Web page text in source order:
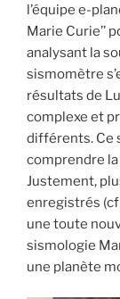
l’équipe e-
Marie Curie’’
analysant la
sismomètre
résultats de
complexe et
différents. Ce
comprendre
Justement,
enregistrés (cf
une toute
sismologie
une planète